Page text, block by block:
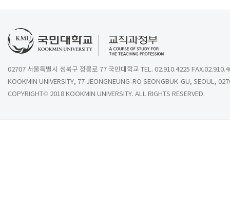
02707 서울특별시 성북구 정릉로 77 국민대학교 TEL. 02.910.4225
KOOKMIN UNIVERSITY, 77 JEONGNEUNG-RO SEONGBUK-GU, SEOUL,
COPYRIGHT© 2018 KOOKMIN UNIVERSITY. ALL RIGHTS RESERVED.